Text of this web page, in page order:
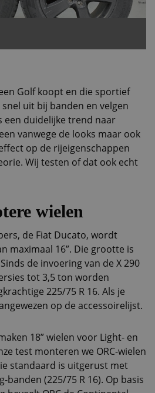
Golf koopt en die sportief
uit bij banden en velgen
een duidelijke trend naar
vanwege de looks maar ook
op de rijeigenschappen
Wij testen of dat ook echt
wielen
de Fiat Ducato, wordt
maximaal 16”. Die grootte is
de invoering van de X 290
tot 3,5 ton worden
225/75 R 16. Als je
op de accessoirelijst.
18” wielen voor Light- en
test monteren we ORC-wielen
standaard is uitgerust met
banden (225/75 R 16). Op basis